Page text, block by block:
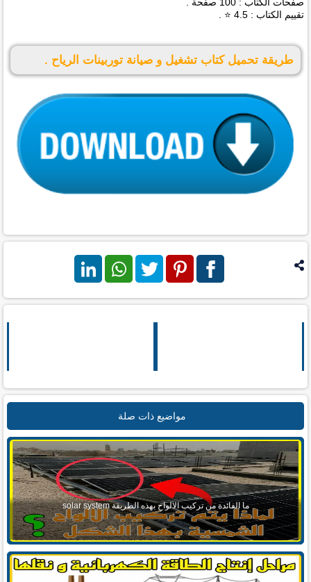
تقييم الكتاب : 4.5 ⭐ .
طريقة تحميل كتاب تشغيل و صيانة توربينات الرياح .
فيس بوك بنترست تويتر واتس اب لينكد ان
مواضيع ذات صلة
ما الفائدة من تركيب الالواح بهذه الطريقة solar system